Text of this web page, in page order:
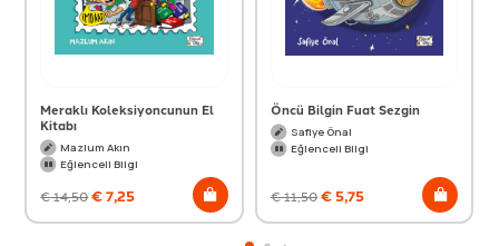
Meraklı Koleksiyoncunun El
Kitabı
Mazlum Akın
Eğlenceli Bilgi
€14,50€7,25
Öncü Bilgin Fuat Sezgin
Safiye Önal
Eğlenceli Bilgi
€11,50€5,75